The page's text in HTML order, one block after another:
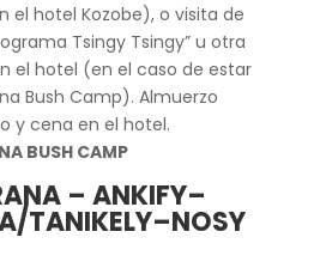
el hotel Kozobe), o visita de
Tsingy Tsingy” u otra
el hotel (en el caso de estar
Bush Camp). Almuerzo
y cena en el hotel.
BUSH CAMP
– ANKIFY–
TANIKELY–NOSY